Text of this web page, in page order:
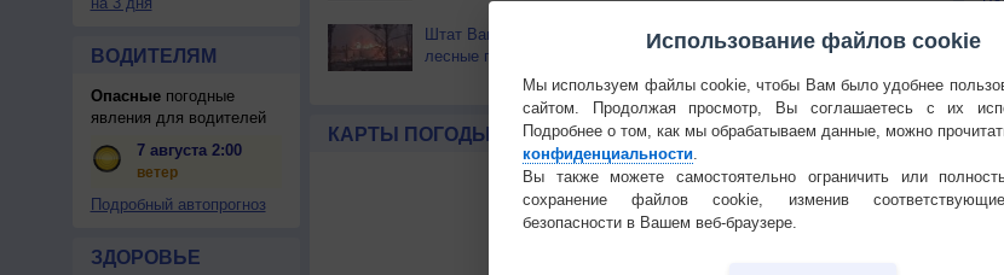
ВОДИТЕЛЯМ
Опасныепогодные
явления для водителей
7 августа 2:00
ветер
Подробный автопрогноз
ЗДОРОВЬЕ
Штат Вашингтон охватили
лесные пожары
КАРТЫ ПОГОДЫ Температура Облачность Осадки
Использование файлов cookie
Мы используем файлы cookie, чтобы Вам было удобнее
сайтом. Продолжая просмотр, Вы соглашаетесь с их
Подробнее о том, как мы обрабатываем данные, можно
конфиденциальности.
Вы также можете самостоятельно ограничить или
сохранение файлов cookie, изменив
безопасности в Вашем веб-браузере.